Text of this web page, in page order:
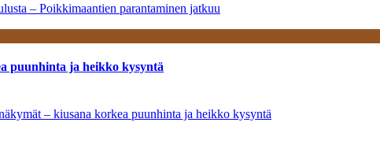
– Poikkimaantien parantaminen jatkuu
puunhinta ja heikko kysyntä
– kiusana korkea puunhinta ja heikko kysyntä